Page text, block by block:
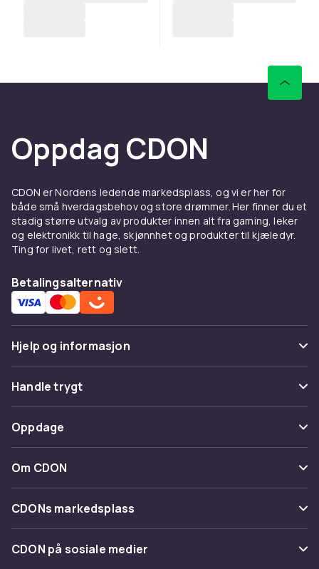
Oppdag CDON
CDON er Nordens ledende markedsplass, og vi er her for
både små hverdagsbehov og store drømmer. Her finner du et
stadig større utvalg av produkter innen alt fra gaming, leker
og elektronikk til hage, skjønnhet og produkter til kjæledyr.
Ting for livet, rett og slett.
Betalingsalternativ
Hjelp og informasjon
Vanlige spørsmål
Spor pakke
Angre & returner her
Kontakt oss
Handle trygt
Betaling
Levering
Tilbakekallinger
Oppdage
Kategorier
Varemerker
Om CDON
Om oss
Kundeanmeldelser
Jobbe på CDON
CDONs markedsplass
Merchant Help Center
CDON på sosiale medier